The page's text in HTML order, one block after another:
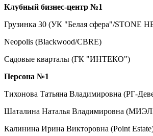
Клубный бизнес-центр №1
Грузинка 30 (УК "Белая сфера"/STONE
Neopolis (Blackwood/CBRE)
Садовые кварталы (ГК "ИНТЕКО")
Персона №1
Тихонова Татьяна Владимировна (РГ-
Шаталина Наталья Владимировна
Калинина Ирина Викторовна (Point